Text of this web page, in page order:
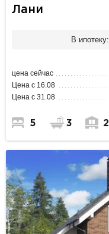
Лани
В ипотеку:
цена сейчас
Цена с 16.08
Цена с 31.08
5 3 2